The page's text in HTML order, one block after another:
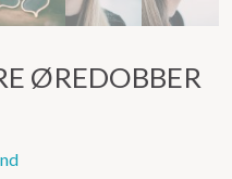
ØREDOBBER